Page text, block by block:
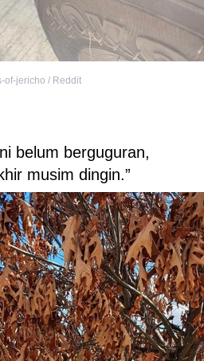
of-jericho / Reddit
belum berguguran,
musim dingin.”